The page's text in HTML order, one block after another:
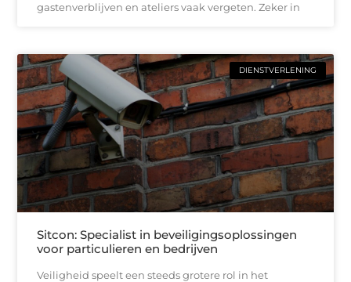
gastenverblijven en ateliers vaak vergeten. Zeker in
DIENSTVERLENING
Sitcon: Specialist in beveiligingsoplossingen
voor particulieren en bedrijven
Veiligheid speelt een steeds grotere rol in het